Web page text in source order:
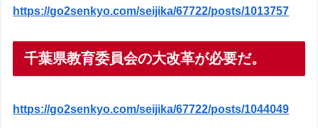
https://go2senkyo.com/seijika/67722/posts/1013757
千葉県教育委員会の大改革が必要だ。
https://go2senkyo.com/seijika/67722/posts/1044049